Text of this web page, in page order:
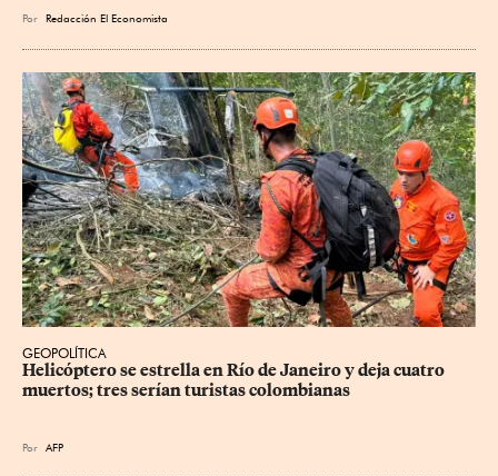
Por Redacción El Economista
GEOPOLÍTICA
Helicóptero se estrella en Río de Janeiro y deja cuatro
muertos; tres serían turistas colombianas
Por AFP